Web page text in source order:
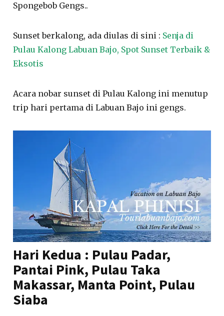
Spongebob Gengs..
Sunset berkalong, ada diulas di sini : Senja di
Pulau Kalong Labuan Bajo, Spot Sunset Terbaik &
Eksotis
Acara nobar sunset di Pulau Kalong ini menutup
trip hari pertama di Labuan Bajo ini gengs.
Hari Kedua : Pulau Padar,
Pantai Pink, Pulau Taka
Makassar, Manta Point, Pulau
Siaba